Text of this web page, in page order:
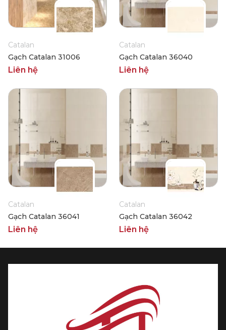
Catalan
Gạch Catalan 31006
Liên hệ
Catalan
Gạch Catalan 36040
Liên hệ
Catalan
Gạch Catalan 36041
Liên hệ
Catalan
Gạch Catalan 36042
Liên hệ